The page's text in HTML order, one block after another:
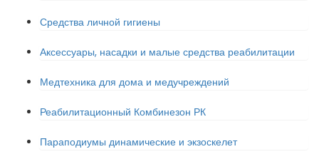
Средства личной гигиены
Аксессуары, насадки и малые средства реабилитации
Медтехника для дома и медучреждений
Реабилитационный Комбинезон РК
Параподиумы динамические и экзоскелет